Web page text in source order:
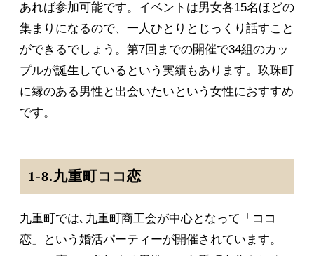
あれば参加可能です。イベントは男女各15名ほどの
集まりになるので、一人ひとりとじっくり話すこと
ができるでしょう。第7回までの開催で34組のカッ
プルが誕生しているという実績もあります。玖珠町
に縁のある男性と出会いたいという女性におすすめ
です。
1-8.九重町ココ恋
九重町では､九重町商工会が中心となって「ココ
恋」という婚活パーティーが開催されています。